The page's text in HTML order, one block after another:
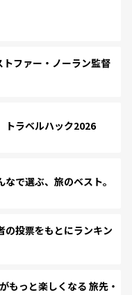
ファー・ノーラン監督
ラベルハック2026
で選ぶ、旅のベスト。
投票をもとにランキン
っと楽しくなる 旅先・